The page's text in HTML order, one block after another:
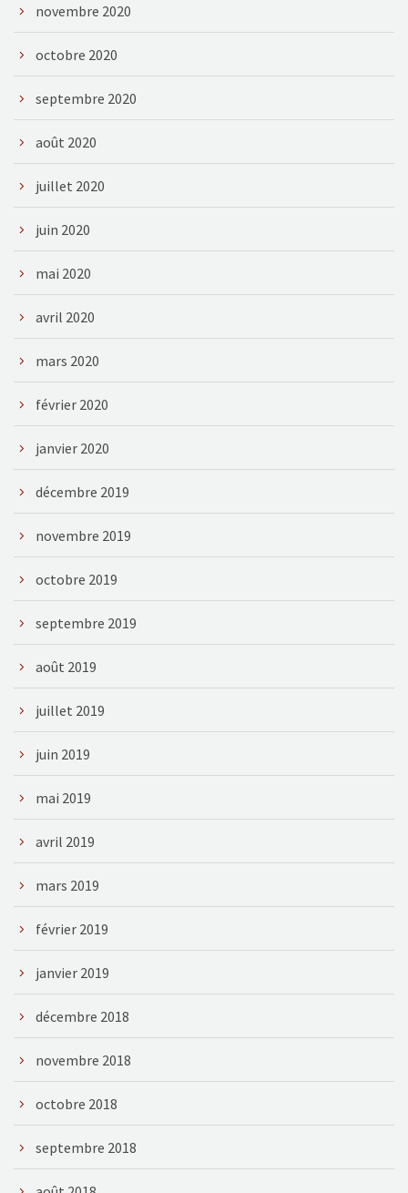
novembre 2020
octobre 2020
septembre 2020
août 2020
juillet 2020
juin 2020
mai 2020
avril 2020
mars 2020
février 2020
janvier 2020
décembre 2019
novembre 2019
octobre 2019
septembre 2019
août 2019
juillet 2019
juin 2019
mai 2019
avril 2019
mars 2019
février 2019
janvier 2019
décembre 2018
novembre 2018
octobre 2018
septembre 2018